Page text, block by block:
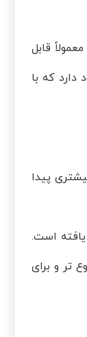
قابل
دارد که با
پیدا
یافته است.
تر و برای